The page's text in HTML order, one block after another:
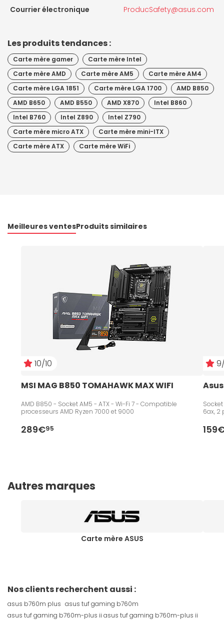
Courrier électronique
ProducSafety@asus.com
Les produits tendances :
Carte mère gamer
Carte mère Intel
Carte mère AMD
Carte mère AM5
Carte mère AM4
Carte mère LGA 1851
Carte mère LGA 1700
AMD B850
AMD B650
AMD B550 AMD X870
Intel B860
Intel B760
Intel Z890
Intel Z790
Carte mère micro ATX
Carte mère mini-ITX
Carte mère ATX
Carte mère WiFi
Meilleures ventesProduits similaires
10/10
MSI MAG B850 TOMAHAWK MAX WIFI
AMD B850 - Socket AM5 - ATX - Wi-Fi 7 - Compatible
processeurs AMD Ryzen 7000 et 9000
289€95
6ax, 2
Autres marques
Carte mère ASUS
Nos clients recherchent aussi :
asus b760m plus asus tuf gaming b760m
asus tuf gaming b760m-plus ii asus tuf gaming b760m-plus ii